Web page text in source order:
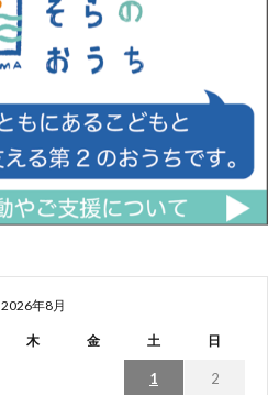
2026年8月
木 金 土 日
1 2